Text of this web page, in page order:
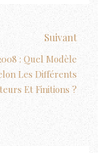
Suivant
: Quel Modèle
Les Différents
Et Finitions ?